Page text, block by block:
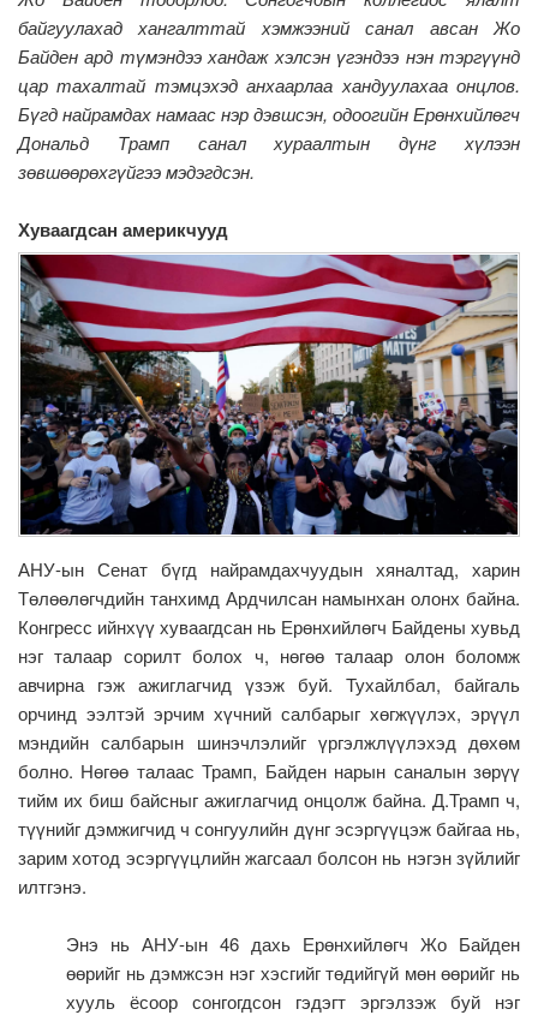
байгуулахад хангалттай хэмжээний санал авсан Жо
Байден ард түмэндээ хандаж хэлсэн үгэндээ нэн тэргүүнд
цар тахалтай тэмцэхэд анхаарлаа хандуулахаа онцлов.
Бүгд найрамдах намаас нэр дэвшсэн, одоогийн Ерөнхийлөгч
Дональд Трамп санал хураалтын дүнг хүлээн
зөвшөөрөхгүйгээ мэдэгдсэн.
Хуваагдсан америкчууд
АНУ-ын Сенат бүгд найрамдахчуудын хяналтад, харин
Төлөөлөгчдийн танхимд Ардчилсан намынхан олонх байна.
Конгресс ийнхүү хуваагдсан нь Ерөнхийлөгч Байдены хувьд
нэг талаар сорилт болох ч, нөгөө талаар олон боломж
авчирна гэж ажиглагчид үзэж буй. Тухайлбал, байгаль
орчинд ээлтэй эрчим хүчний салбарыг хөгжүүлэх, эрүүл
мэндийн салбарын шинэчлэлийг үргэлжлүүлэхэд дөхөм
болно. Нөгөө талаас Трамп, Байден нарын саналын зөрүү
тийм их биш байсныг ажиглагчид онцолж байна. Д.Трамп ч,
түүнийг дэмжигчид ч сонгуулийн дүнг эсэргүүцэж байгаа нь,
зарим хотод эсэргүүцлийн жагсаал болсон нь нэгэн зүйлийг
илтгэнэ.
Энэ нь АНУ-ын 46 дахь Ерөнхийлөгч Жо Байден
өөрийг нь дэмжсэн нэг хэсгийг төдийгүй мөн өөрийг нь
хууль ёсоор сонгогдсон гэдэгт эргэлзэж буй нэг